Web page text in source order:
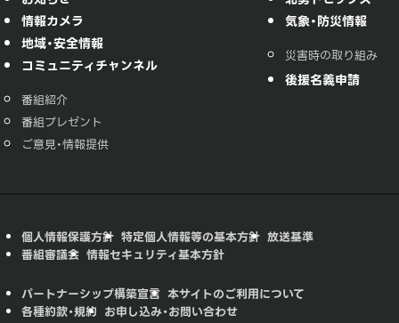
情報カメラ
地域・安全情報
コミュニティチャンネル
番組紹介
番組プレゼント
ご意見・情報提供
気象・防災情報
災害時の取り組み
後援名義申請
個人情報保護方針 特定個人情報等の基本方針 放送基準
番組審議会 情報セキュリティ基本方針
パートナーシップ構築宣言 本サイトのご利用について
各種約款・規約 お申し込み・お問い合わせ